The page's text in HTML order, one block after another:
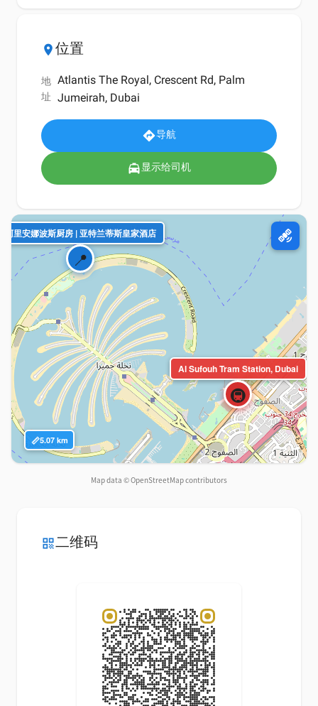
location_on 位置
地
址
Atlantis The Royal, Crescent Rd, Palm
Jumeirah, Dubai
directions导航
local_taxi显示给司机
阿里安娜波斯厨房 | 亚特兰蒂斯皇家酒店
📍
Al Sufouh Tram Station, Dubai
🚇
📏5.07 km
satellite_alt
Map data © OpenStreetMap contributors
qr_code二维码